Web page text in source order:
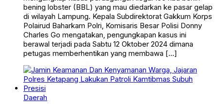
bening lobster (BBL) yang mau diedarkan ke pasar gelap
di wilayah Lampung. Kepala Subdirektorat Gakkum Korps
Polairud Baharkam Polri, Komisaris Besar Polisi Donny
Charles Go mengatakan, pengungkapan kasus ini
berawal terjadi pada Sabtu 12 Oktober 2024 dimana
petugas memberhentikan yang membawa […]
Daerah